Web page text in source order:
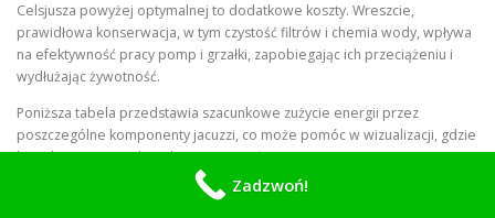
Celsjusza powyżej optymalnej to dodatkowe koszty. Wreszcie,
prawidłowa konserwacja, w tym czystość filtrów i chemia wody, wpływa
na efektywność pracy pomp i grzałki, zapobiegając ich przeciążeniu i
wydłużając żywotność.
Poniższa tabela przedstawia szacunkowe zużycie energii przez
poszczególne komponenty jacuzzi, co może pomóc w wizualizacji, gdzie
kumulują się największe koszty. Wartości te są orientacyjne i mogą się
różnić w zależności od modelu i producenta.
Zadzwoń!